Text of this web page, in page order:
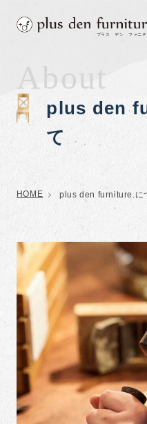
About
plus den
て
HOME plus den furniture.に